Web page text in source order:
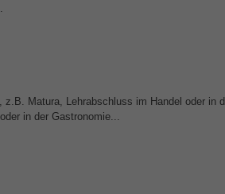
, z.B. Matura, Lehrabschluss im Handel oder in
in der Gastronomie...